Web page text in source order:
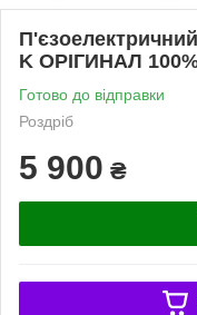
K ОРІГИНАЛ
Готово до відправки
Роздріб
5 900 ₴